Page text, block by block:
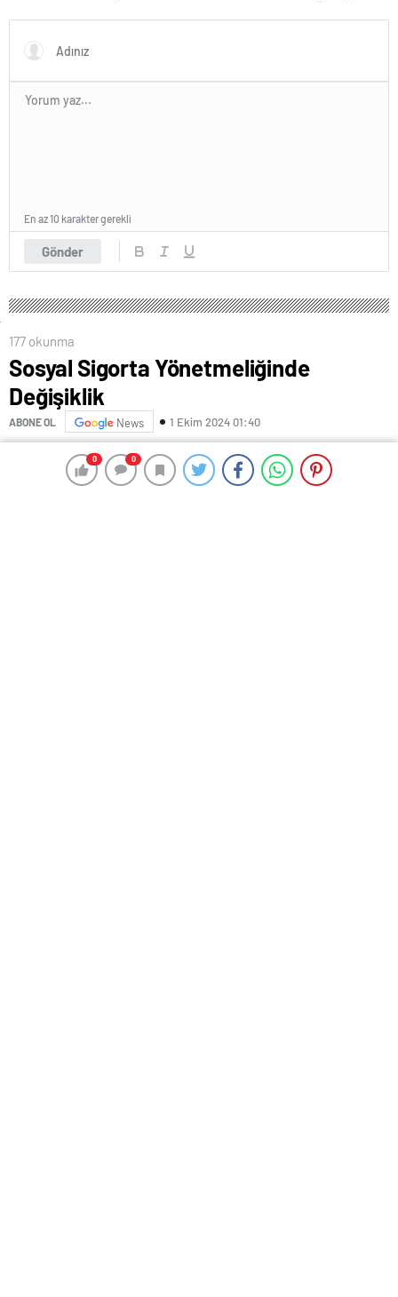
0 0
Gönder
En az 10 karakter gerekli
177 okunma
Sosyal Sigorta Yönetmeliğinde
Değişiklik
ABONE OL News 1 Ekim 2024 01:40
0 0
(ANKARA) –Resmi Gazete’de yayımlanan Sosyal
Sigorta İşlemleri Yönetmeliği’nde değişiklik